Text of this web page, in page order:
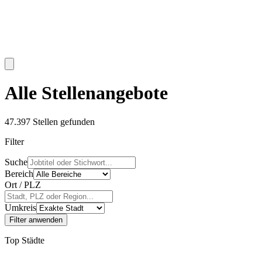
Alle Stellenangebote
47.397 Stellen gefunden
Filter
Suche
Bereich
Ort / PLZ
Umkreis
Filter anwenden
Top Städte